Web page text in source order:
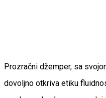
Prozračni džemper, sa
dovoljno otkriva etiku